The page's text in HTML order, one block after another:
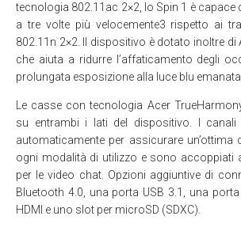
tecnologia 802.11ac 2×2, lo Spin 1 è capace
a tre volte più velocemente3 rispetto ai
802.11n 2×2. Il dispositivo è dotato inoltre di
che aiuta a ridurre l’affaticamento degli
prolungata esposizione alla luce blu
Le casse con tecnologia Acer
su entrambi i lati del dispositivo. I
automaticamente per assicurare un’ottima
ogni modalità di utilizzo e sono accoppiati
per le video chat. Opzioni aggiuntive di
Bluetooth 4.0, una porta USB 3.1, una
HDMI e uno slot per microSD (SDXC).